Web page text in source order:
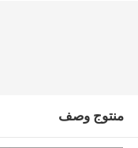
منتوج وصف